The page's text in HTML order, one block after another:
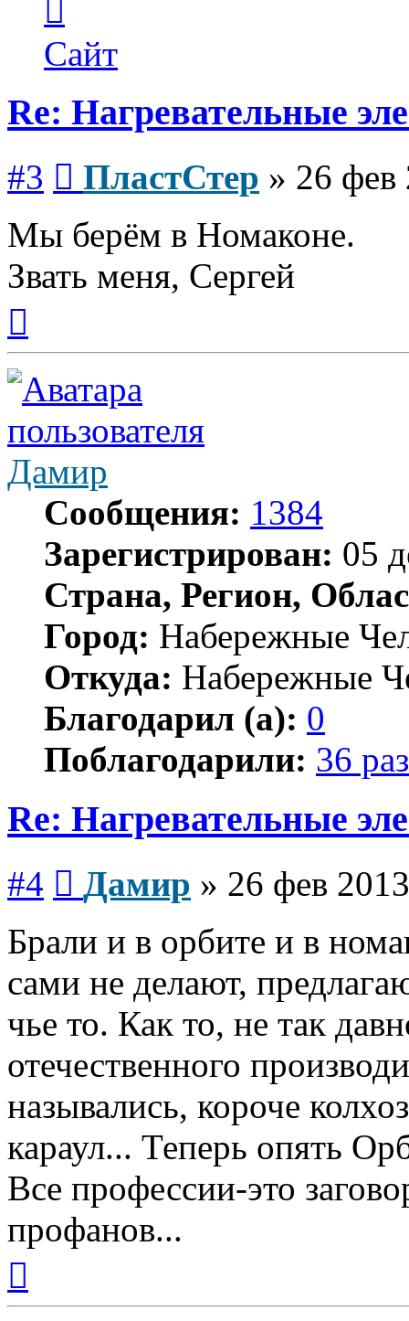
пользователя
ПластСтер
Сайт
Re: Нагревательные
#3 ПластСтер » 26 фев
Мы берём в Номаконе.
Звать меня, Сергей
началу
Дамир
Сообщения: 1384
Зарегистрирован: 05
Страна, Регион,
Город: Набережные
Откуда: Набережные
Благодарил (а): 0
Поблагодарили: 36 раз
Re: Нагревательные
#4 Дамир » 26 фев
Брали и в орбите и в
сами не делают,
чье то. Как то, не так
отечественного
назывались, короче
караул... Теперь опять
Все профессии-это
профанов...
началу